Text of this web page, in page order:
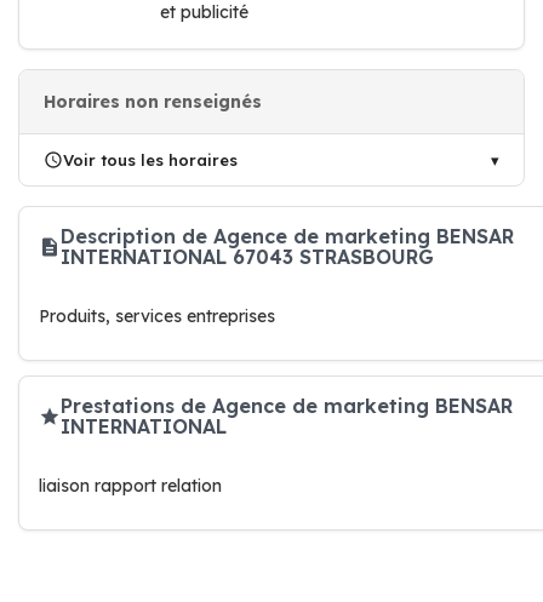
et publicité
Horaires non renseignés
Voir tous les horaires
Description de Agence de marketing BENSAR
INTERNATIONAL 67043 STRASBOURG
Produits, services entreprises
Prestations de Agence de marketing BENSAR
INTERNATIONAL
liaison rapport relation